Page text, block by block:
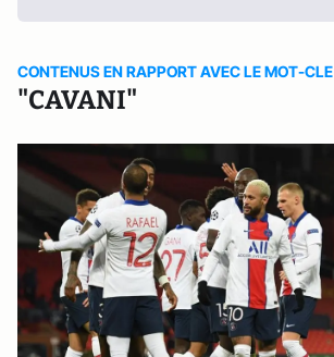
CONTENUS EN RAPPORT AVEC LE MOT-CLE
"CAVANI"